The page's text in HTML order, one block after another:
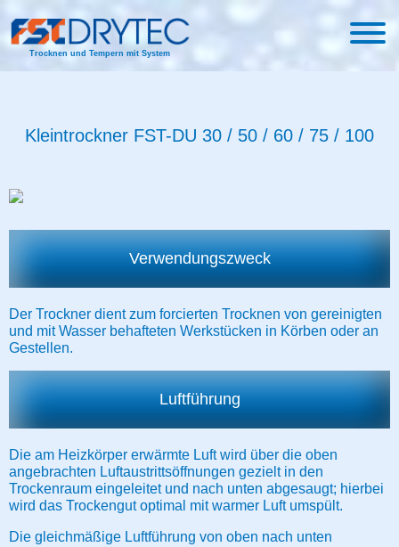
Trocknen und Tempern mit System
Kleintrockner FST-DU 30 / 50 / 60 / 75 / 100
Verwendungszweck
Der Trockner dient zum forcierten Trocknen von gereinigten
und mit Wasser behafteten Werkstücken in Körben oder an
Gestellen.
Luftführung
Die am Heizkörper erwärmte Luft wird über die oben
angebrachten Luftaustrittsöffnungen gezielt in den
Trockenraum eingeleitet und nach unten abgesaugt; hierbei
wird das Trockengut optimal mit warmer Luft umspült.
Die gleichmäßige Luftführung von oben nach unten